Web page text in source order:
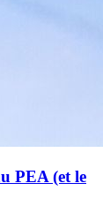
PEA (et le